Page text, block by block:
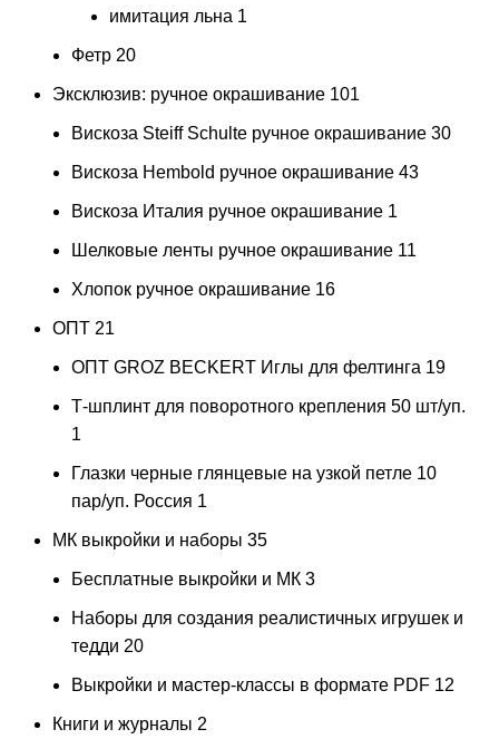
имитация льна 1
Фетр 20
Эксклюзив: ручное окрашивание 101
Вискоза Steiff Schulte ручное окрашивание 30
Вискоза Hembold ручное окрашивание 43
Вискоза Италия ручное окрашивание 1
Шелковые ленты ручное окрашивание 11
Хлопок ручное окрашивание 16
ОПТ 21
ОПТ GROZ BECKERT Иглы для фелтинга 19
Т-шплинт для поворотного крепления 50 шт/уп.
1
Глазки черные глянцевые на узкой петле 10
пар/уп. Россия 1
МК выкройки и наборы 35
Бесплатные выкройки и МК 3
Наборы для создания реалистичных игрушек и
тедди 20
Выкройки и мастер-классы в формате PDF 12
Книги и журналы 2